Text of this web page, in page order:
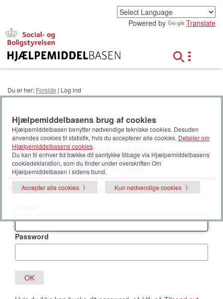
d
Powered by Translate
Du er her: Forside | Log ind
Log ind
Log ind med e-mail og password, og få adgang til
Hjælpemiddelbasens idé- og debatforum.
Hvis du ikke har en profil, så klik påTilmeld.
Adgang med e-mail og password
Password
Hjælpemiddelbasens brug af cookies
Hjælpemiddelbasen benytter nødvendige tekniske cookies. Desuden
anvendes cookies til statistik, hvis du accepterer alle cookies. Detaljer om
Hjælpemiddelbasens cookies.
Du kan til enhver tid trække dit samtykke tilbage via Hjælpemiddelbasens
cookiedeklaration, som du finder under overskriften Om
Hjælpemiddelbasen i sidens bund.
Accepter alle cookies
Kun nødvendige cookies